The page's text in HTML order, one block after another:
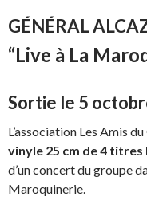
GÉNÉRAL
“Live à La
Sortie le 5
L’association Les Amis
vinyle 25 cm de 4 titres
d’un concert du groupe
Maroquinerie.